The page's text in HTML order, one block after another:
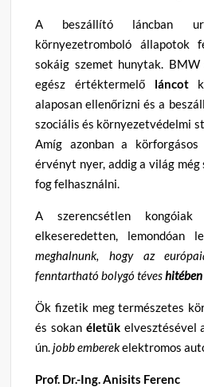
A beszállító láncban
környezetromboló állapotok
sokáig szemet hunytak.
egész értéktermelő láncot
alaposan ellenőrizni és a
szociális és környezetvédelmi
Amíg azonban a
érvényt nyer, addig a világ még
fog felhasználni.
A szerencsétlen
elkeseredetten, lemondóan
meghalnunk, hogy az
fenntartható bolygó téveshitében
Ök fizetik meg természetes
és sokan életükelvesztésével
ún.jobb emberekelektromos
Prof. Dr.-Ing. Anisits Ferenc